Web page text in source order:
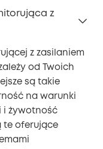
z
z zasilaniem
od Twoich
są takie
na warunki
i żywotność
te oferujące